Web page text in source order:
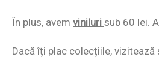
În plus, avem viniluri sub 60 lei.
Dacă îți plac colecțiile, vizitează